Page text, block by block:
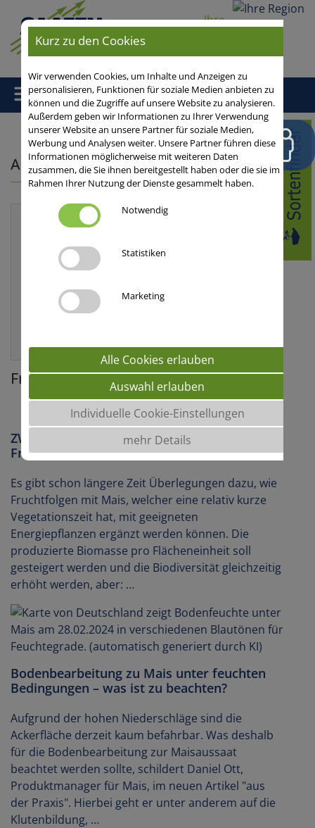
Ihre
Home/ Fachartikel von Daniel Ott
Alle Fachartikel von Daniel Ott
Daniel Ott
Produktmanager Mais international und
+49 511 72666-289
Mobil:+49 151 24252700
Fruchtfolge
ZWEITFRUCHTMAIS: Standortbedingungen,
Fruchtfolge und Sortenwahl
Es gibt schon längere Zeit Überlegungen dazu, wie
Fruchtfolgen mit Mais, welcher eine relativ kurze
Vegetationszeit hat, mit geeigneten
Energiepflanzen ergänzt werden können. Die
produzierte Biomasse pro Flächeneinheit soll
gesteigert werden und die Biodiversität gleichzeitig
erhöht werden, aber: …
Bodenbearbeitung zu Mais unter feuchten
Bedingungen – was ist zu beachten?
Aufgrund der hohen Niederschläge sind die
Ackerfläche derzeit kaum befahrbar. Was deshalb
für die Bodenbearbeitung zur Maisaussaat
beachtet werden sollte, schildert Daniel Ott,
Produktmanager für Mais, im neuen Artikel "aus
der Praxis". Hierbei geht er unter anderem auf die
Klutenbildung, …
Kurz zu den Cookies
Wir verwenden Cookies, um Inhalte und Anzeigen zu
personalisieren, Funktionen für soziale Medien anbieten zu
können und die Zugriffe auf unsere Website zu analysieren.
Außerdem geben wir Informationen zu Ihrer Verwendung
unserer Website an unsere Partner für soziale Medien,
Werbung und Analysen weiter. Unsere Partner führen diese
Informationen möglicherweise mit weiteren Daten
zusammen, die Sie ihnen bereitgestellt haben oder die sie im
Rahmen Ihrer Nutzung der Dienste gesammelt haben.
Notwendig
Statistiken
Marketing
Alle Cookies erlauben
Auswahl erlauben
Individuelle Cookie-Einstellungen
mehr Details